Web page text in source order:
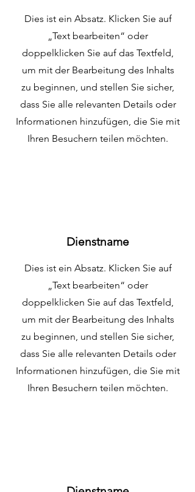
Dies ist ein Absatz. Klicken Sie auf
„Text bearbeiten“ oder
doppelklicken Sie auf das Textfeld,
um mit der Bearbeitung des Inhalts
zu beginnen, und stellen Sie sicher,
dass Sie alle relevanten Details oder
Informationen hinzufügen, die Sie mit
Ihren Besuchern teilen möchten.
Dienstname
Dies ist ein Absatz. Klicken Sie auf
„Text bearbeiten“ oder
doppelklicken Sie auf das Textfeld,
um mit der Bearbeitung des Inhalts
zu beginnen, und stellen Sie sicher,
dass Sie alle relevanten Details oder
Informationen hinzufügen, die Sie mit
Ihren Besuchern teilen möchten.